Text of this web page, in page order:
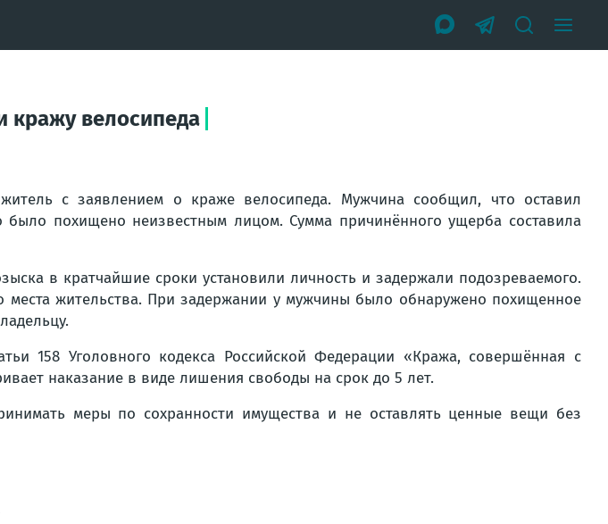
кражу велосипеда
с заявлением о краже велосипеда. Мужчина сообщил, что оставил
похищено неизвестным лицом. Сумма причинённого ущерба составила
в кратчайшие сроки установили личность и задержали подозреваемого.
места жительства. При задержании у мужчины было обнаружено похищенное
158 Уголовного кодекса Российской Федерации «Кража, совершённая с
наказание в виде лишения свободы на срок до 5 лет.
меры по сохранности имущества и не оставлять ценные вещи без